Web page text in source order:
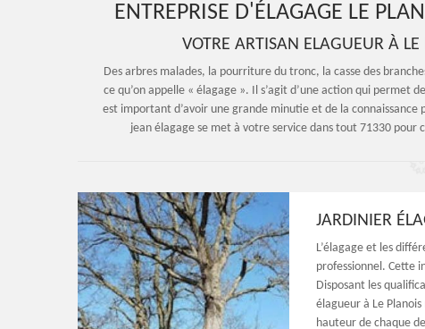
ENTREPRISE D'ÉLAGAGE LE
VOTRE ARTISAN ELAGUEUR À
Des arbres malades, la pourriture du tronc, la casse des
ce qu’on appelle « élagage ». Il s’agit d’une action qui permet
est important d’avoir une grande minutie et de la connaissance
jean élagage se met à votre service dans tout 71330 pour
JARDINIER
L’élagage et les
professionnel. Cette
Disposant les
élagueur à Le
hauteur de chaque